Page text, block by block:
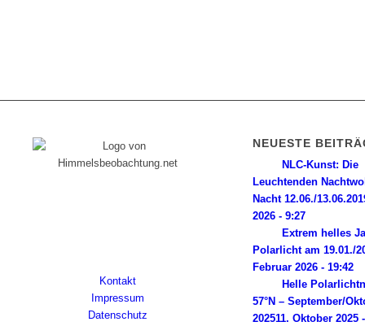
Kontakt
Impressum
Datenschutz
NEUESTE
NLC-Kunst: Die
Leuchtenden
Nacht 12.06./
2026 - 9:27
Extrem helles
Polarlicht am 19.01./
Februar 2026 - 19:42
Helle
57°N – September/
202511. Oktober 2025